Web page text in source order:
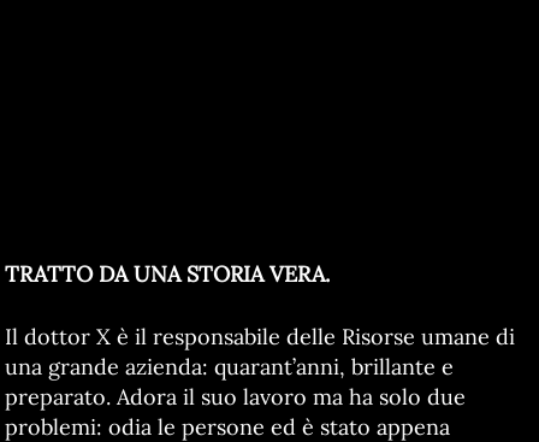
TRATTO DA UNA STORIA VERA.
Il dottor X è il responsabile delle Risorse umane di
una grande azienda: quarant’anni, brillante e
preparato. Adora il suo lavoro ma ha solo due
problemi: odia le persone ed è stato appena